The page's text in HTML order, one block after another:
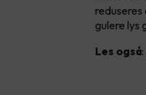
gulere lys
Les også: